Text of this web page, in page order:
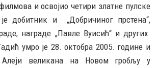
и освојио четири златне пулске
добитник и „Добричиног прстена“,
награде „Павле Вуисић“ и других.
умро је 28. октобра 2005. године и
великана на Новом гробљу у